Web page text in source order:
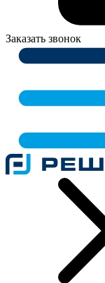
Заказать звонок